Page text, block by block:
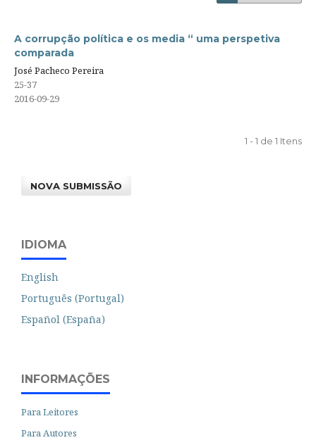
A corrupção política e os media “ uma perspetiva
comparada
José Pacheco Pereira
25-37
2016-09-29
1 - 1 de 1 Itens
NOVA SUBMISSÃO
IDIOMA
English
Português (Portugal)
Español (España)
INFORMAÇÕES
Para Leitores
Para Autores